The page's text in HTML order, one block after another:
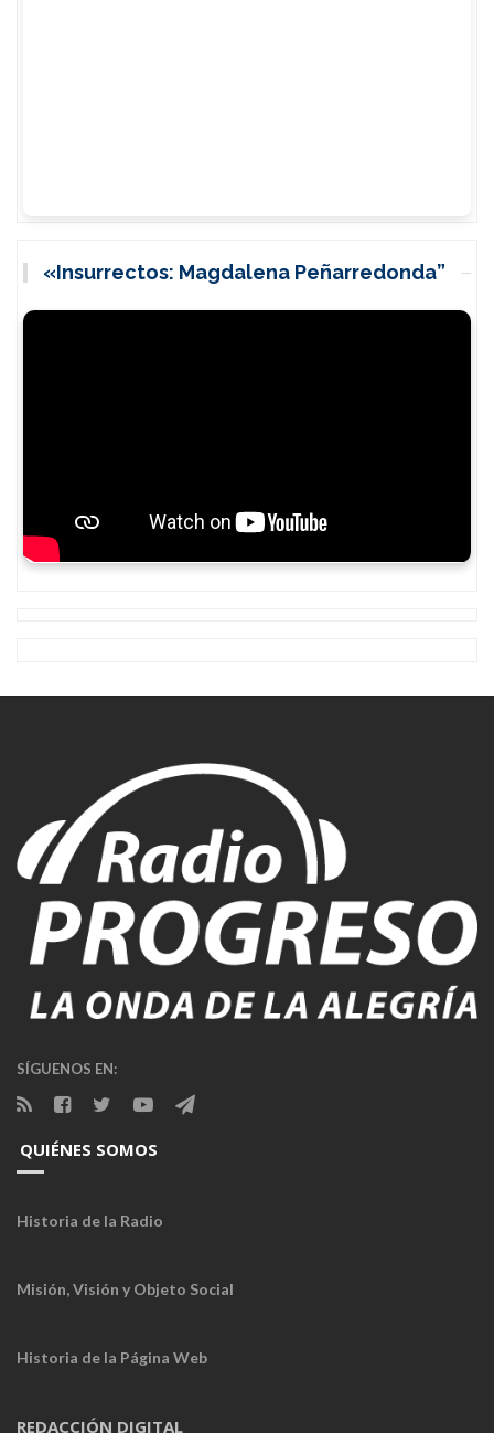
«Insurrectos: Magdalena Peñarredonda”
SÍGUENOS EN:
QUIÉNES SOMOS
Historia de la Radio
Misión, Visión y Objeto Social
Historia de la Página Web
REDACCIÓN DIGITAL